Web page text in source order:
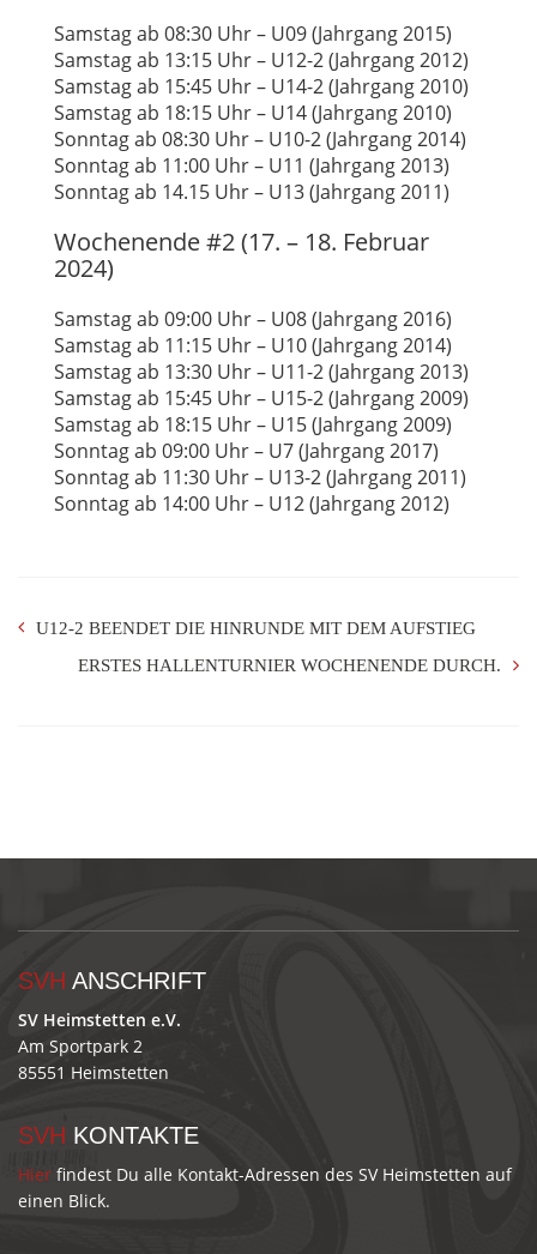
Samstag ab 08:30 Uhr – U09 (Jahrgang 2015)
Samstag ab 13:15 Uhr – U12-2 (Jahrgang 2012)
Samstag ab 15:45 Uhr – U14-2 (Jahrgang 2010)
Samstag ab 18:15 Uhr – U14 (Jahrgang 2010)
Sonntag ab 08:30 Uhr – U10-2 (Jahrgang 2014)
Sonntag ab 11:00 Uhr – U11 (Jahrgang 2013)
Sonntag ab 14.15 Uhr – U13 (Jahrgang 2011)
Wochenende #2 (17. – 18. Februar
2024)
Samstag ab 09:00 Uhr – U08 (Jahrgang 2016)
Samstag ab 11:15 Uhr – U10 (Jahrgang 2014)
Samstag ab 13:30 Uhr – U11-2 (Jahrgang 2013)
Samstag ab 15:45 Uhr – U15-2 (Jahrgang 2009)
Samstag ab 18:15 Uhr – U15 (Jahrgang 2009)
Sonntag ab 09:00 Uhr – U7 (Jahrgang 2017)
Sonntag ab 11:30 Uhr – U13-2 (Jahrgang 2011)
Sonntag ab 14:00 Uhr – U12 (Jahrgang 2012)
U12-2 BEENDET DIE HINRUNDE MIT DEM AUFSTIEG
ERSTES HALLENTURNIER WOCHENENDE DURCH.
SVH ANSCHRIFT
SV Heimstetten e.V.
Am Sportpark 2
85551 Heimstetten
SVH KONTAKTE
Hier findest Du alle Kontakt-Adressen des SV Heimstetten auf
einen Blick.